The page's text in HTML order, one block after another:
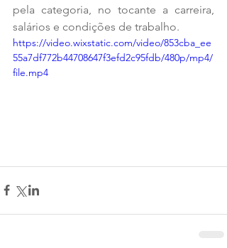
pela categoria, no tocante a carreira,
salários e condições de trabalho.
https://video.wixstatic.com/video/853cba_ee
55a7df772b44708647f3efd2c95fdb/480p/mp4/
file.mp4